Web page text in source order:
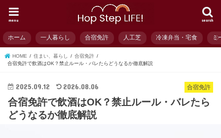
search
menu
ホーム 一人暮らし 合宿免許 人工芝 冷凍弁当・宅食 ミ
HOME 住まい、暮らし
合宿免許
合宿免許で飲酒はOK？禁止ルール・バレたらどうなるか徹底解説
合宿免許
2025.09.12 2026.08.06
合宿免許で飲酒はOK？禁止ルール・バレたら
どうなるか徹底解説